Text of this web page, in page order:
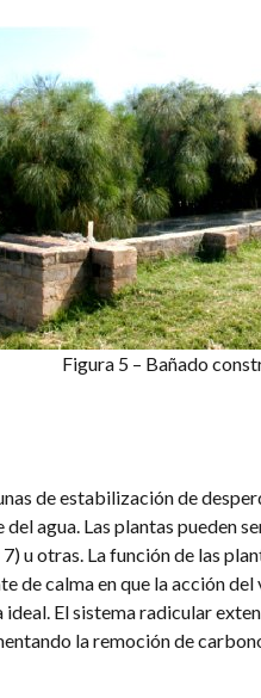
Figura 5 – Bañado
de estabilización de
agua. Las plantas pueden
u otras. La función de las
de calma en que la acción
ideal. El sistema radicular
la remoción de